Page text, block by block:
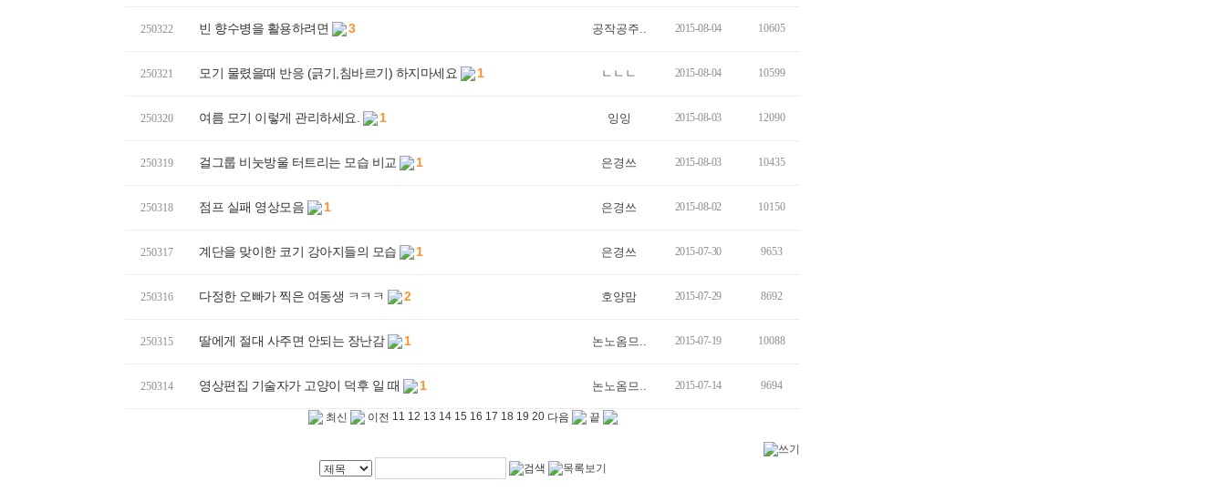
250322 빈 향수병을 활용하려면 3 공작공주.. 2015-08-04 10605
250321 모기 물렸을때 반응 (긁기,침바르기) 하지마세요 1 ㄴㄴㄴ 2015-08-04 10599
250320 여름 모기 이렇게 관리하세요. 1 잉잉 2015-08-03 12090
250319 걸그룹 비눗방울 터트리는 모습 비교 1 은경쓰 2015-08-03 10435
250318 점프 실패 영상모음 1 은경쓰 2015-08-02 10150
250317 계단을 맞이한 코기 강아지들의 모습 1 은경쓰 2015-07-30 9653
250316 다정한 오빠가 찍은 여동생 ㅋㅋㅋ 2 호양맘 2015-07-29 8692
250315 딸에게 절대 사주면 안되는 장난감 1 논노옴므.. 2015-07-19 10088
250314 영상편집 기술자가 고양이 덕후 일 때 1 논노옴므.. 2015-07-14 9694
최신 이전 11 12 13 14 15 16 17 18 19 20 다음 끝